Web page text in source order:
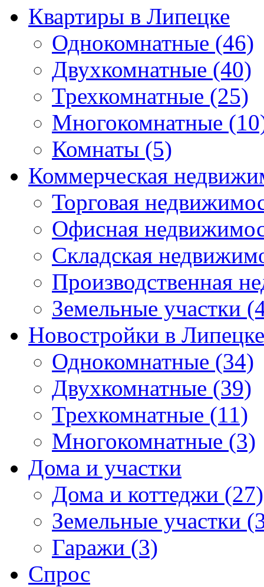
Квартиры в Липецке
Однокомнатные (46)
Двухкомнатные (40)
Трехкомнатные (25)
Многокомнатные
Комнаты (5)
Коммерческая
Торговая
Офисная
Складская
Производственная
Земельные участки
Новостройки в Липецке
Однокомнатные (34)
Двухкомнатные (39)
Трехкомнатные (11)
Многокомнатные (3)
Дома и участки
Дома и коттеджи (27)
Земельные участки
Гаражи (3)
Спрос